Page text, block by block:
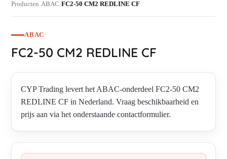
Producten›ABAC›FC2-50 CM2 REDLINE CF
ABAC
FC2-50 CM2 REDLINE CF
CYP Trading levert het ABAC-onderdeel FC2-50 CM2
REDLINE CF in Nederland. Vraag beschikbaarheid en
prijs aan via het onderstaande contactformulier.